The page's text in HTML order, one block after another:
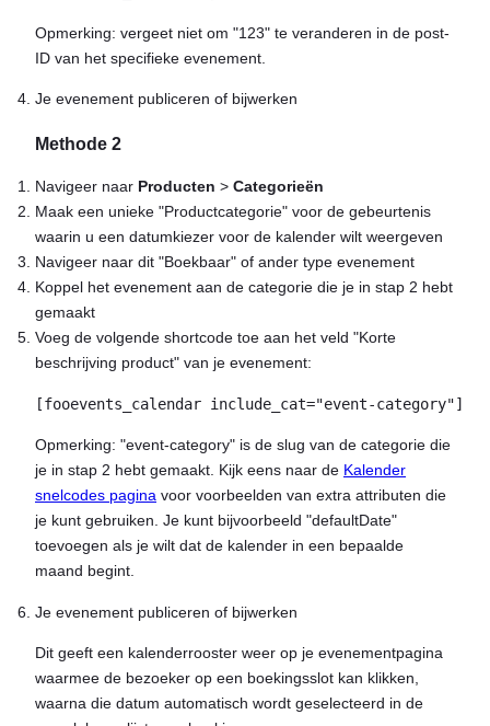
Opmerking: vergeet niet om "123" te veranderen in de post-
ID van het specifieke evenement.
Je evenement publiceren of bijwerken
Methode 2
Navigeer naar Producten > Categorieën
Maak een unieke "Productcategorie" voor de gebeurtenis
waarin u een datumkiezer voor de kalender wilt weergeven
Navigeer naar dit "Boekbaar" of ander type evenement
Koppel het evenement aan de categorie die je in stap 2 hebt
gemaakt
Voeg de volgende shortcode toe aan het veld "Korte
beschrijving product" van je evenement:
[fooevents_calendar include_cat="event-category"]
Opmerking: "event-category" is de slug van de categorie die
je in stap 2 hebt gemaakt. Kijk eens naar de Kalender
snelcodes pagina voor voorbeelden van extra attributen die
je kunt gebruiken. Je kunt bijvoorbeeld "defaultDate"
toevoegen als je wilt dat de kalender in een bepaalde
maand begint.
Je evenement publiceren of bijwerken
Dit geeft een kalenderrooster weer op je evenementpagina
waarmee de bezoeker op een boekingsslot kan klikken,
waarna die datum automatisch wordt geselecteerd in de